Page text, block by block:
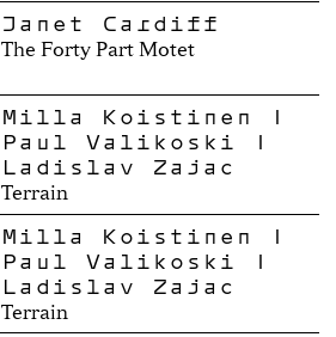
Janet Cardiff
The Forty Part Motet
Milla Koistinen |
Paul Valikoski |
Ladislav Zajac
Terrain
Milla Koistinen |
Paul Valikoski |
Ladislav Zajac
Terrain